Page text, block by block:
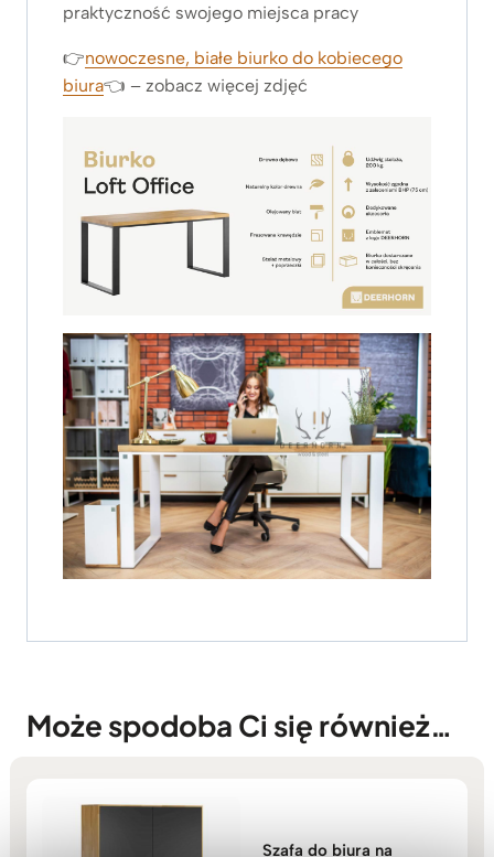
praktyczność swojego miejsca pracy
👉nowoczesne, białe biurko do kobiecego
biura👈 – zobacz więcej zdjęć
Może spodoba Ci się również…
Szafa do biura na